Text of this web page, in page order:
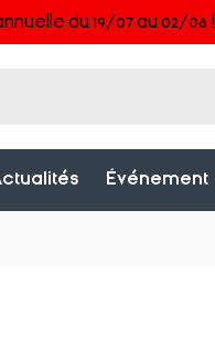
du 19/07 au 02/08 !
Événement